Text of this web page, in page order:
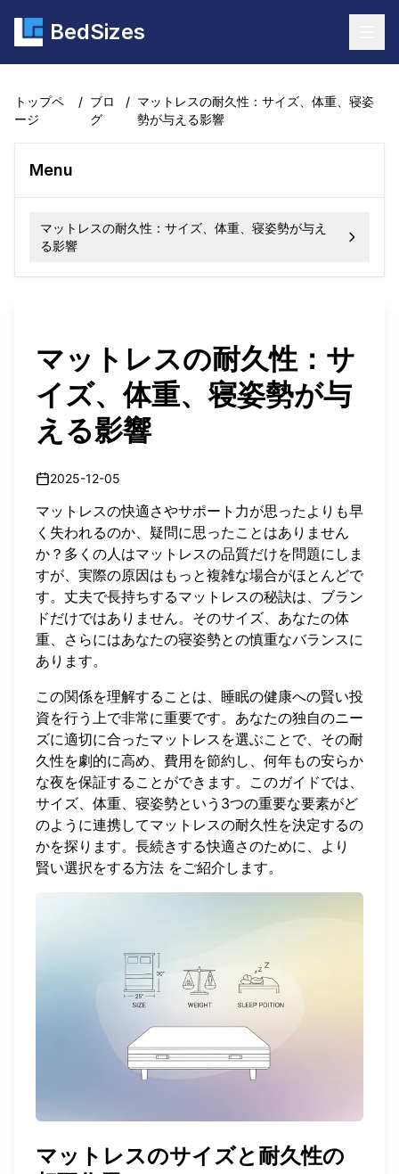
BedSizes
トップペ
ージ
/ ブロ
グ
/ マットレスの耐久性：サイズ、体重、寝姿
勢が与える影響
Menu
マットレスの耐久性：サイズ、体重、寝姿勢が与え
る影響
マットレスの耐久性：サ
イズ、体重、寝姿勢が与
える影響
2025-12-05
マットレスの快適さやサポート力が思ったよりも早
く失われるのか、疑問に思ったことはありません
か？多くの人はマットレスの品質だけを問題にしま
すが、実際の原因はもっと複雑な場合がほとんどで
す。丈夫で長持ちするマットレスの秘訣は、ブラン
ドだけではありません。そのサイズ、あなたの体
重、さらにはあなたの寝姿勢との慎重なバランスに
あります。
この関係を理解することは、睡眠の健康への賢い投
資を行う上で非常に重要です。あなたの独自のニー
ズに適切に合ったマットレスを選ぶことで、その耐
久性を劇的に高め、費用を節約し、何年もの安らか
な夜を保証することができます。このガイドでは、
サイズ、体重、寝姿勢という3つの重要な要素がど
のように連携してマットレスの耐久性を決定するの
かを探ります。長続きする快適さのために、より
賢い選択をする方法 をご紹介します。
マットレスのサイズと耐久性の